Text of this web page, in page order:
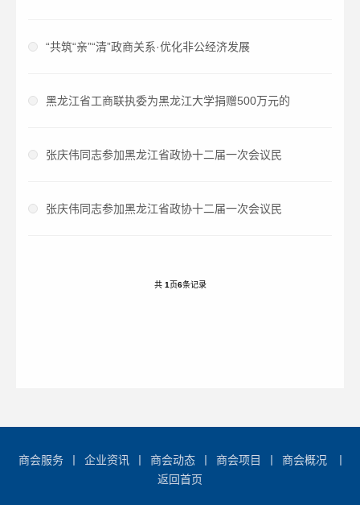
“共筑“亲”“清”政商关系·优化非公经济发展
黑龙江省工商联执委为黑龙江大学捐赠500万元的
张庆伟同志参加黑龙江省政协十二届一次会议民
张庆伟同志参加黑龙江省政协十二届一次会议民
共 1 页6条记录
商会服务 企业资讯 商会动态 商会项目 商会概况
返回首页